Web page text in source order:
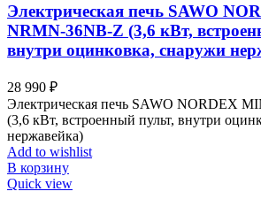
Электрическая печь SAWO
NRMN-36NB-Z (3,6 кВт,
внутри оцинковка, снаружи
28 990 ₽
Электрическая печь SAWO NORDEX
(3,6 кВт, встроенный пульт, внутри
нержавейка)
Add to wishlist
В корзину
Quick view